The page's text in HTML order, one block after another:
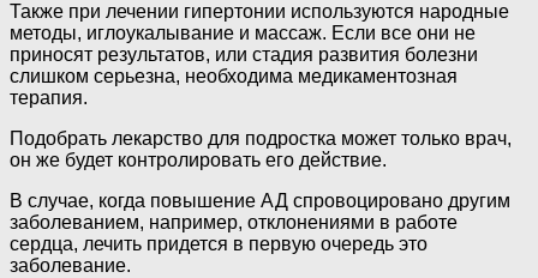
Также при лечении гипертонии используются народные
методы, иглоукалывание и массаж. Если все они не
приносят результатов, или стадия развития болезни
слишком серьезна, необходима медикаментозная
терапия.
Подобрать лекарство для подростка может только врач,
он же будет контролировать его действие.
В случае, когда повышение АД спровоцировано другим
заболеванием, например, отклонениями в работе
сердца, лечить придется в первую очередь это
заболевание.